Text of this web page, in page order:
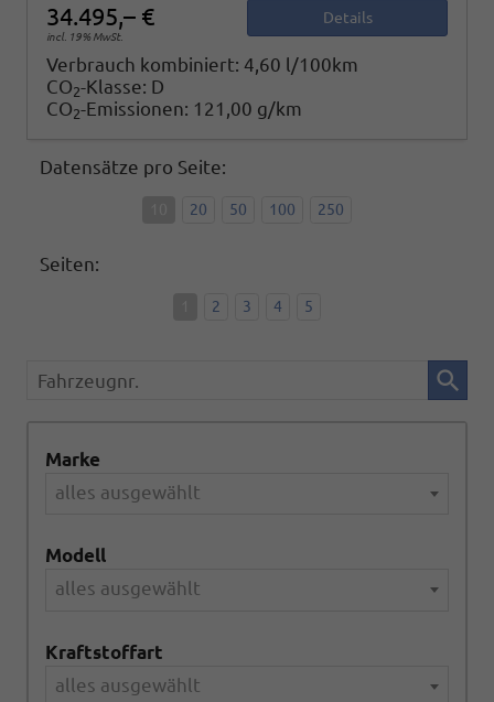
34.495,– €
incl. 19% MwSt.
Details
Verbrauch kombiniert: 4,60 l/100km
CO2-Klasse: D
CO2-Emissionen: 121,00 g/km
Datensätze pro Seite:
20 50 100 250
Seiten:
2 3 4 5
Fahrzeugnr.
Marke
alles ausgewählt
Modell
alles ausgewählt
Kraftstoffart
alles ausgewählt